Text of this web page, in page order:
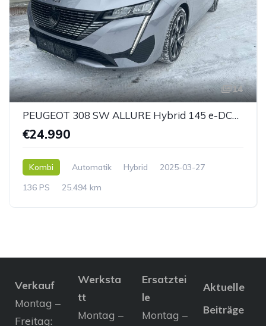
14
PEUGEOT 308 SW ALLURE Hybrid 145 e-DCS6
€24.990
Kombi Automatik Hybrid
2025-03-27
136 PS
25.494 km
Verkauf
Montag –
Freitag:
Werksta
tt
Montag –
Ersatztei
le
Montag –
Aktuelle
Beiträge